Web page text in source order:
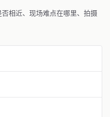
相近、现场难点在哪里、拍摄